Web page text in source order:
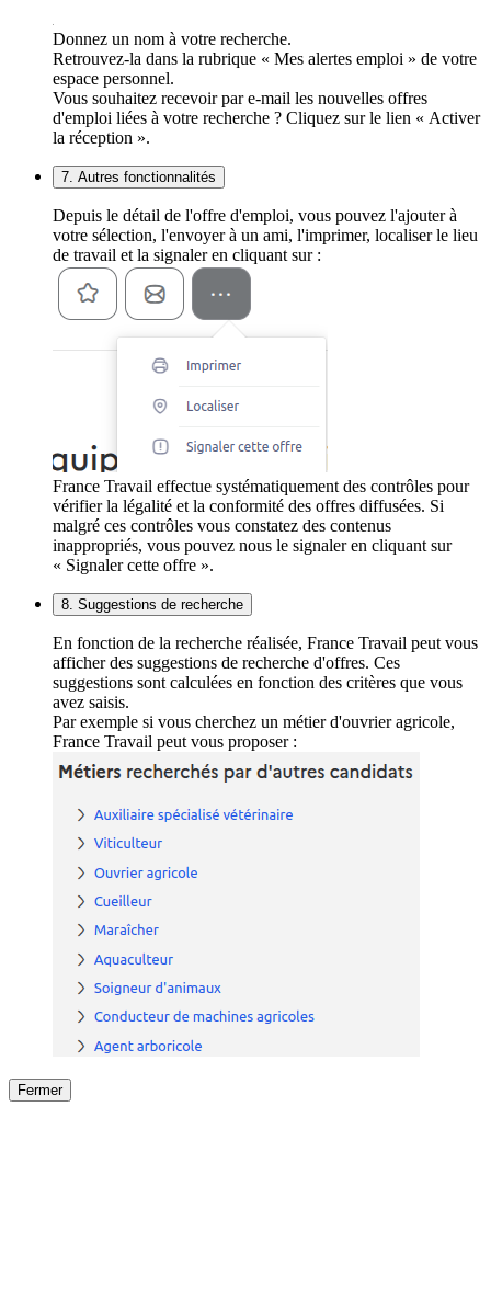
Donnez un nom à votre recherche.
Retrouvez-la dans la rubrique « Mes alertes emploi » de votre
espace personnel.
Vous souhaitez recevoir par e-mail les nouvelles offres
d'emploi liées à votre recherche ? Cliquez sur le lien « Activer
la réception ».
7. Autres fonctionnalités
Depuis le détail de l'offre d'emploi, vous pouvez l'ajouter à
votre sélection, l'envoyer à un ami, l'imprimer, localiser le lieu
de travail et la signaler en cliquant sur :
France Travail effectue systématiquement des contrôles pour
vérifier la légalité et la conformité des offres diffusées. Si
malgré ces contrôles vous constatez des contenus
inappropriés, vous pouvez nous le signaler en cliquant sur
« Signaler cette offre ».
8. Suggestions de recherche
En fonction de la recherche réalisée, France Travail peut vous
afficher des suggestions de recherche d'offres. Ces
suggestions sont calculées en fonction des critères que vous
avez saisis.
Par exemple si vous cherchez un métier d'ouvrier agricole,
France Travail peut vous proposer :
Fermer